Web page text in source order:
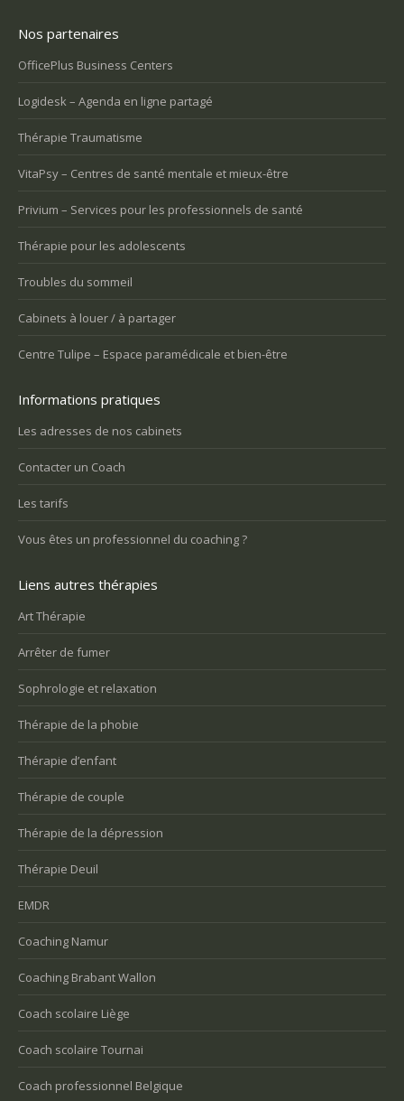
Nos partenaires
OfficePlus Business Centers
Logidesk – Agenda en ligne partagé
Thérapie Traumatisme
VitaPsy – Centres de santé mentale et mieux-être
Privium – Services pour les professionnels de santé
Thérapie pour les adolescents
Troubles du sommeil
Cabinets à louer / à partager
Centre Tulipe – Espace paramédicale et bien-être
Informations pratiques
Les adresses de nos cabinets
Contacter un Coach
Les tarifs
Vous êtes un professionnel du coaching ?
Liens autres thérapies
Art Thérapie
Arrêter de fumer
Sophrologie et relaxation
Thérapie de la phobie
Thérapie d’enfant
Thérapie de couple
Thérapie de la dépression
Thérapie Deuil
EMDR
Coaching Namur
Coaching Brabant Wallon
Coach scolaire Liège
Coach scolaire Tournai
Coach professionnel Belgique